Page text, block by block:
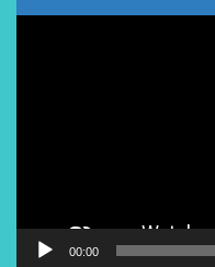
00:00